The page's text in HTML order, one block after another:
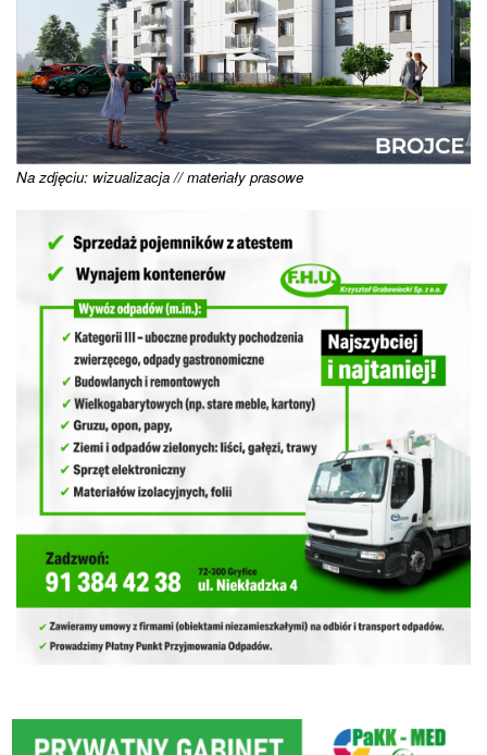
Na zdjęciu: wizualizacja // materiały prasowe